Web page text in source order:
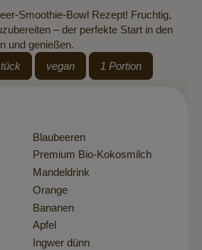
Smoothie-Bowl Rezept! Fruchtig,
– der perfekte Start in den
und genießen.
vegan 1 Portion
Blaubeeren
Premium Bio-Kokosmilch
Mandeldrink
Orange
Bananen
Apfel
Ingwer dünn